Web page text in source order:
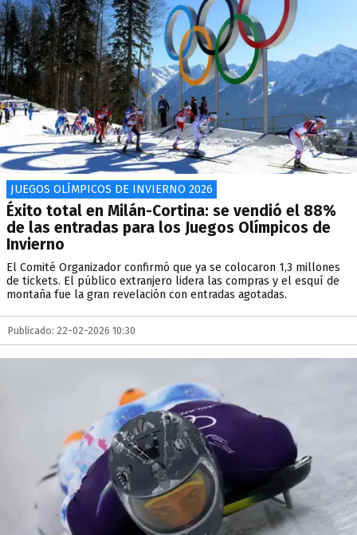
JUEGOS OLÍMPICOS DE INVIERNO 2026
Éxito total en Milán-Cortina: se vendió el 88%
de las entradas para los Juegos Olímpicos de
Invierno
El Comité Organizador confirmó que ya se colocaron 1,3 millones
de tickets. El público extranjero lidera las compras y el esquí de
montaña fue la gran revelación con entradas agotadas.
Publicado: 22-02-2026 10:30